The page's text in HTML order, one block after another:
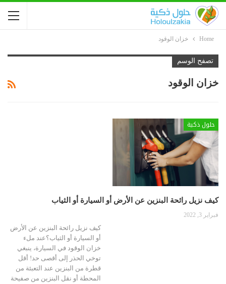
Home خزان الوقود
تصفح الوسم
خزان الوقود
حلول ذكية
كيف نزيل رائحة البنزين عن الأرض أو السيارة أو الثياب
فبراير 3, 2022
كيف نزيل رائحة البنزين عن الأرض
أو السيارة أو الثياب؟عند ملء
خزان الوقود في السيارة، ينبغي
توخي الحذر إلى أقصى حد! أقل
قطرة من البنزين عند التعبئة من
المحطة أو نقل البنزين من صفيحة